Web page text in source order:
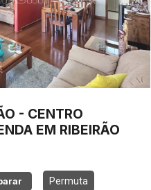
- CENTRO
EM RIBEIRÃO
Permuta